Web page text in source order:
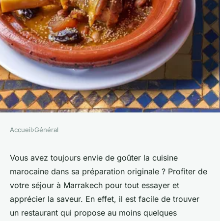
Passer les vacances à
Marrakech : découvrez les
spécialités culinaires
marocaines
Accueil›Général
Vous avez toujours envie de goûter la cuisine
marocaine dans sa préparation originale ? Profiter de
votre séjour à Marrakech pour tout essayer et
apprécier la saveur. En effet, il est facile de trouver
un restaurant qui propose au moins quelques